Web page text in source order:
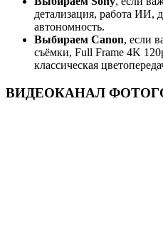
детализация, работа ИИ,
автономность.
Выбираем Canon, если
съёмки, Full Frame 4K
классическая
ВИДЕОКАНАЛ